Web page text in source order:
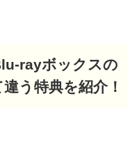
rayボックスの
う特典を紹介！